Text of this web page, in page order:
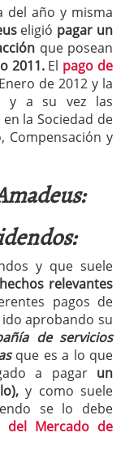
del año y misma
eligió pagar un
que posean
2011.El pago de
de 2012 y la
y a su vez las
la Sociedad de
Compensación y
y que suele
hechos relevantes
pagos de
aprobando su
de servicios
que es a lo que
a pagar un
y como suele
se lo debe
del Mercado de